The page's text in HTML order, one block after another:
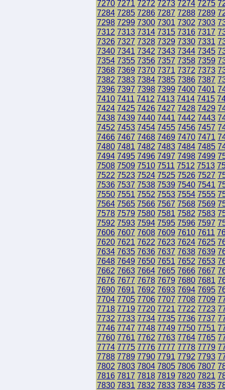
7270 7271 7272 7273 7274 7275
7284 7285 7286 7287 7288 7289
7298 7299 7300 7301 7302 7303
7312 7313 7314 7315 7316 7317
7326 7327 7328 7329 7330 7331
7340 7341 7342 7343 7344 7345
7354 7355 7356 7357 7358 7359
7368 7369 7370 7371 7372 7373
7382 7383 7384 7385 7386 7387
7396 7397 7398 7399 7400 7401
7410 7411 7412 7413 7414 7415
7424 7425 7426 7427 7428 7429
7438 7439 7440 7441 7442 7443
7452 7453 7454 7455 7456 7457
7466 7467 7468 7469 7470 7471
7480 7481 7482 7483 7484 7485
7494 7495 7496 7497 7498 7499
7508 7509 7510 7511 7512 7513
7522 7523 7524 7525 7526 7527
7536 7537 7538 7539 7540 7541
7550 7551 7552 7553 7554 7555
7564 7565 7566 7567 7568 7569
7578 7579 7580 7581 7582 7583
7592 7593 7594 7595 7596 7597
7606 7607 7608 7609 7610 7611
7620 7621 7622 7623 7624 7625
7634 7635 7636 7637 7638 7639
7648 7649 7650 7651 7652 7653
7662 7663 7664 7665 7666 7667
7676 7677 7678 7679 7680 7681
7690 7691 7692 7693 7694 7695
7704 7705 7706 7707 7708 7709
7718 7719 7720 7721 7722 7723
7732 7733 7734 7735 7736 7737
7746 7747 7748 7749 7750 7751
7760 7761 7762 7763 7764 7765
7774 7775 7776 7777 7778 7779
7788 7789 7790 7791 7792 7793
7802 7803 7804 7805 7806 7807
7816 7817 7818 7819 7820 7821
7830 7831 7832 7833 7834 7835